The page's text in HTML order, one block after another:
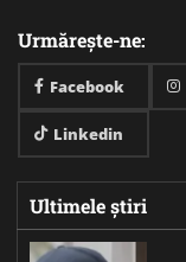
Urmărește-ne:
Facebook
Linkedin
Ultimele știri